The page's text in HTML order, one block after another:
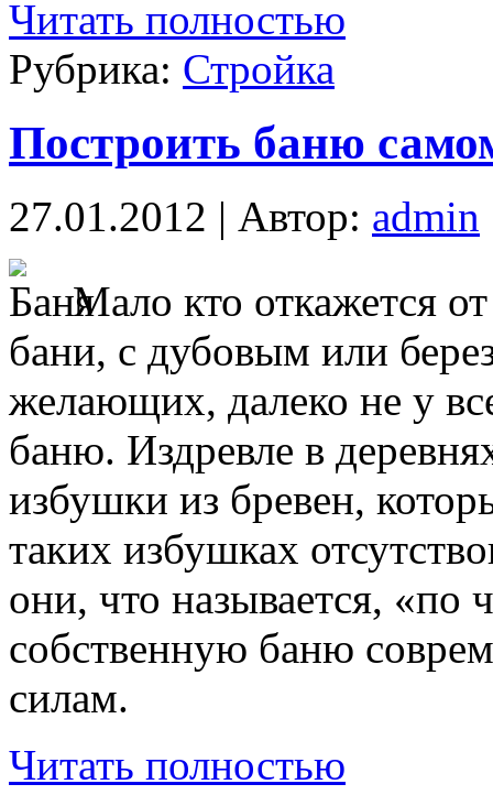
Читать полностью
Рубрика: Стройка
Построить баню
27.01.2012 | Автор: admin
Мало кто откажется
бани, с дубовым или
желающих, далеко не у
баню. Издревле в
избушки из бревен,
таких избушках
они, что называется, «по
собственную баню
силам.
Читать полностью